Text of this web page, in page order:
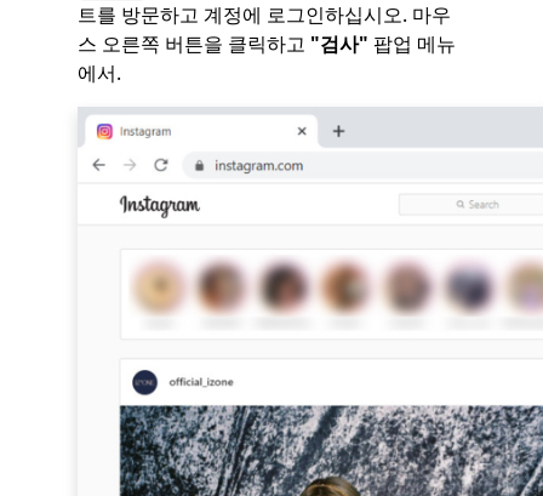
트를 방문하고 계정에 로그인하십시오. 마우
스 오른쪽 버튼을 클릭하고 "검사" 팝업 메뉴
에서.